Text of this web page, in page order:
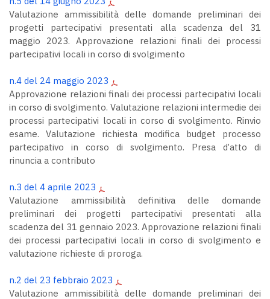
Valutazione ammissibilità delle domande preliminari dei
progetti partecipativi presentati alla scadenza del 31
maggio 2023. Approvazione relazioni finali dei processi
partecipativi locali in corso di svolgimento
n.4 del 24 maggio 2023
Approvazione relazioni finali dei processi partecipativi locali
in corso di svolgimento. Valutazione relazioni intermedie dei
processi partecipativi locali in corso di svolgimento. Rinvio
esame. Valutazione richiesta modifica budget processo
partecipativo in corso di svolgimento. Presa d’atto di
rinuncia a contributo
n.3 del 4 aprile 2023
Valutazione ammissibilità definitiva delle domande
preliminari dei progetti partecipativi presentati alla
scadenza del 31 gennaio 2023. Approvazione relazioni finali
dei processi partecipativi locali in corso di svolgimento e
valutazione richieste di proroga.
n.2 del 23 febbraio 2023
Valutazione ammissibilità delle domande preliminari dei